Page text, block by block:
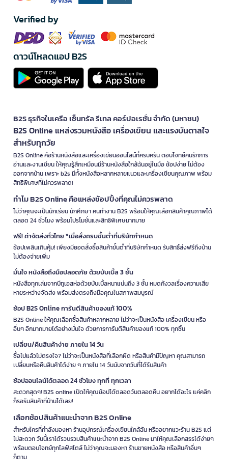
Verified by
ดาวน์โหลดแอป B2S
B2S ธุรกิจในเครือ เซ็นทรัล รีเทล คอร์ปอเรชั่น จำกัด (มหาชน)
B2S Online แหล่งรวมหนังสือ เครื่องเขียน และแรงบันดาลใจ
สำหรับทุกวัย
B2S Online คือร้านหนังสือและเครื่องเขียนออนไลน์ที่ครบครัน ตอบโจทย์คนรักการ
อ่านและงานเขียน ให้คุณรู้สึกเหมือนมีร้านหนังสือใกล้ฉันอยู่ในมือ ช้อปง่าย ไม่ต้อง
ออกจากบ้าน เพราะ b2s มีทั้งหนังสือหลากหลายแนวและเครื่องเขียนคุณภาพ พร้อม
สิทธิพิเศษที่ไม่ควรพลาด!
ทำไม B2S Online คือแหล่งช้อปปิ้งที่คุณไม่ควรพลาด
ไม่ว่าคุณจะเป็นนักเรียน นักศึกษา คนทำงาน B2S พร้อมให้คุณเลือกสินค้าคุณภาพได้
ตลอด 24 ชั่วโมง พร้อมโปรโมชั่นและสิทธิพิเศษมากมาย
ฟรี! ค่าจัดส่งทั่วไทย *เมื่อสั่งครบขั้นต่ำที่บริษัทกำหนด
ช้อปเพลินเกินคุ้ม! เพียงมียอดสั่งซื้อสินค้าขั้นต่ำที่บริษัทกำหนด รับสิทธิ์ส่งฟรีถึงบ้าน
ไม่ต้องจ่ายเพิ่ม
มั่นใจ หนังสือถึงมือปลอดภัย ด้วยบับเบิ้ล 3 ชั้น
หนังสือทุกเล่มจากบีทูเอสห่อด้วยบับเบิ้ลหนาแน่นถึง 3 ชั้น หมดกังวลเรื่องความเสีย
หายระหว่างจัดส่ง พร้อมส่งตรงถึงมือคุณในสภาพสมบูรณ์
ช้อป B2S Online การันตีสินค้าของแท้ 100%
B2S Online ให้คุณเลือกซื้อสินค้าหลากหลาย ไม่ว่าจะเป็นหนังสือ เครื่องเขียน หรือ
อื่นๆ อีกมากมายได้อย่างมั่นใจ ด้วยการการันตีสินค้าของแท้ 100% ทุกชิ้น
เปลี่ยน/คืนสินค้าง่าย ภายใน 14 วัน
ซื้อไปแล้วไม่ตรงใจ? ไม่ว่าจะเป็นหนังสือที่เลือกผิด หรือสินค้ามีปัญหา คุณสามารถ
เปลี่ยนหรือคืนสินค้าได้ง่าย ๆ ภายใน 14 วันนับจากวันที่ได้รับสินค้า
ช้อปออนไลน์ได้ตลอด 24 ชั่วโมง ทุกที่ ทุกเวลา
สะดวกสุดๆ! B2S online เปิดให้คุณช้อปได้ตลอดวันตลอดคืน อยากได้อะไร แค่คลิก
ก็รอรับสินค้าที่บ้านได้เลย!
เลือกช้อปสินค้าแนะนำจาก B2S Online
สำหรับใครที่กำลังมองหา ร้านอุปกรณ์เครื่องเขียนใกล้ฉัน หรืออยากแวะร้าน B2S แต่
ไม่สะดวก วันนี้เราได้รวบรวมสินค้าแนะนำจาก B2S Online มาให้คุณเลือกสรรได้ง่ายๆ
พร้อมตอบโจทย์ทุกไลฟ์สไตล์ ไม่ว่าคุณจะมองหา ร้านขายหนังสือ หรือสินค้าอื่นๆ
ก็ตาม